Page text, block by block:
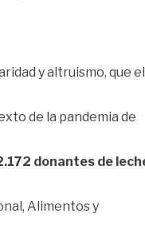
y altruismo, que el
de la pandemia de
donantes de
Alimentos y